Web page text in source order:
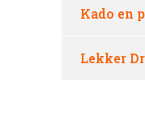
Kado en
Lekker